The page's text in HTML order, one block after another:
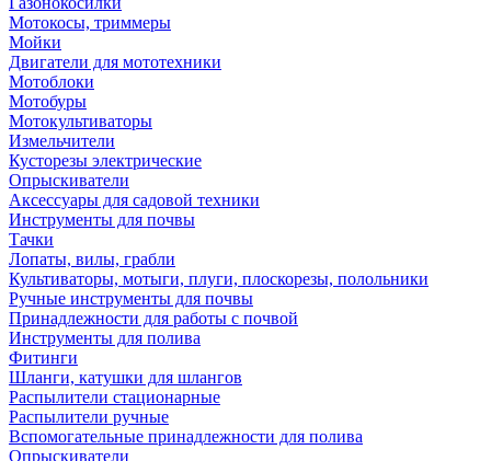
Мотокосы, триммеры
Мойки
Двигатели для мототехники
Мотоблоки
Мотобуры
Мотокультиваторы
Измельчители
Кусторезы электрические
Опрыскиватели
Аксессуары для садовой техники
Инструменты для почвы
Тачки
Лопаты, вилы, грабли
Культиваторы, мотыги, плуги, плоскорезы, полольники
Ручные инструменты для почвы
Принадлежности для работы с почвой
Инструменты для полива
Фитинги
Шланги, катушки для шлангов
Распылители стационарные
Распылители ручные
Вспомогательные принадлежности для полива
Опрыскиватели